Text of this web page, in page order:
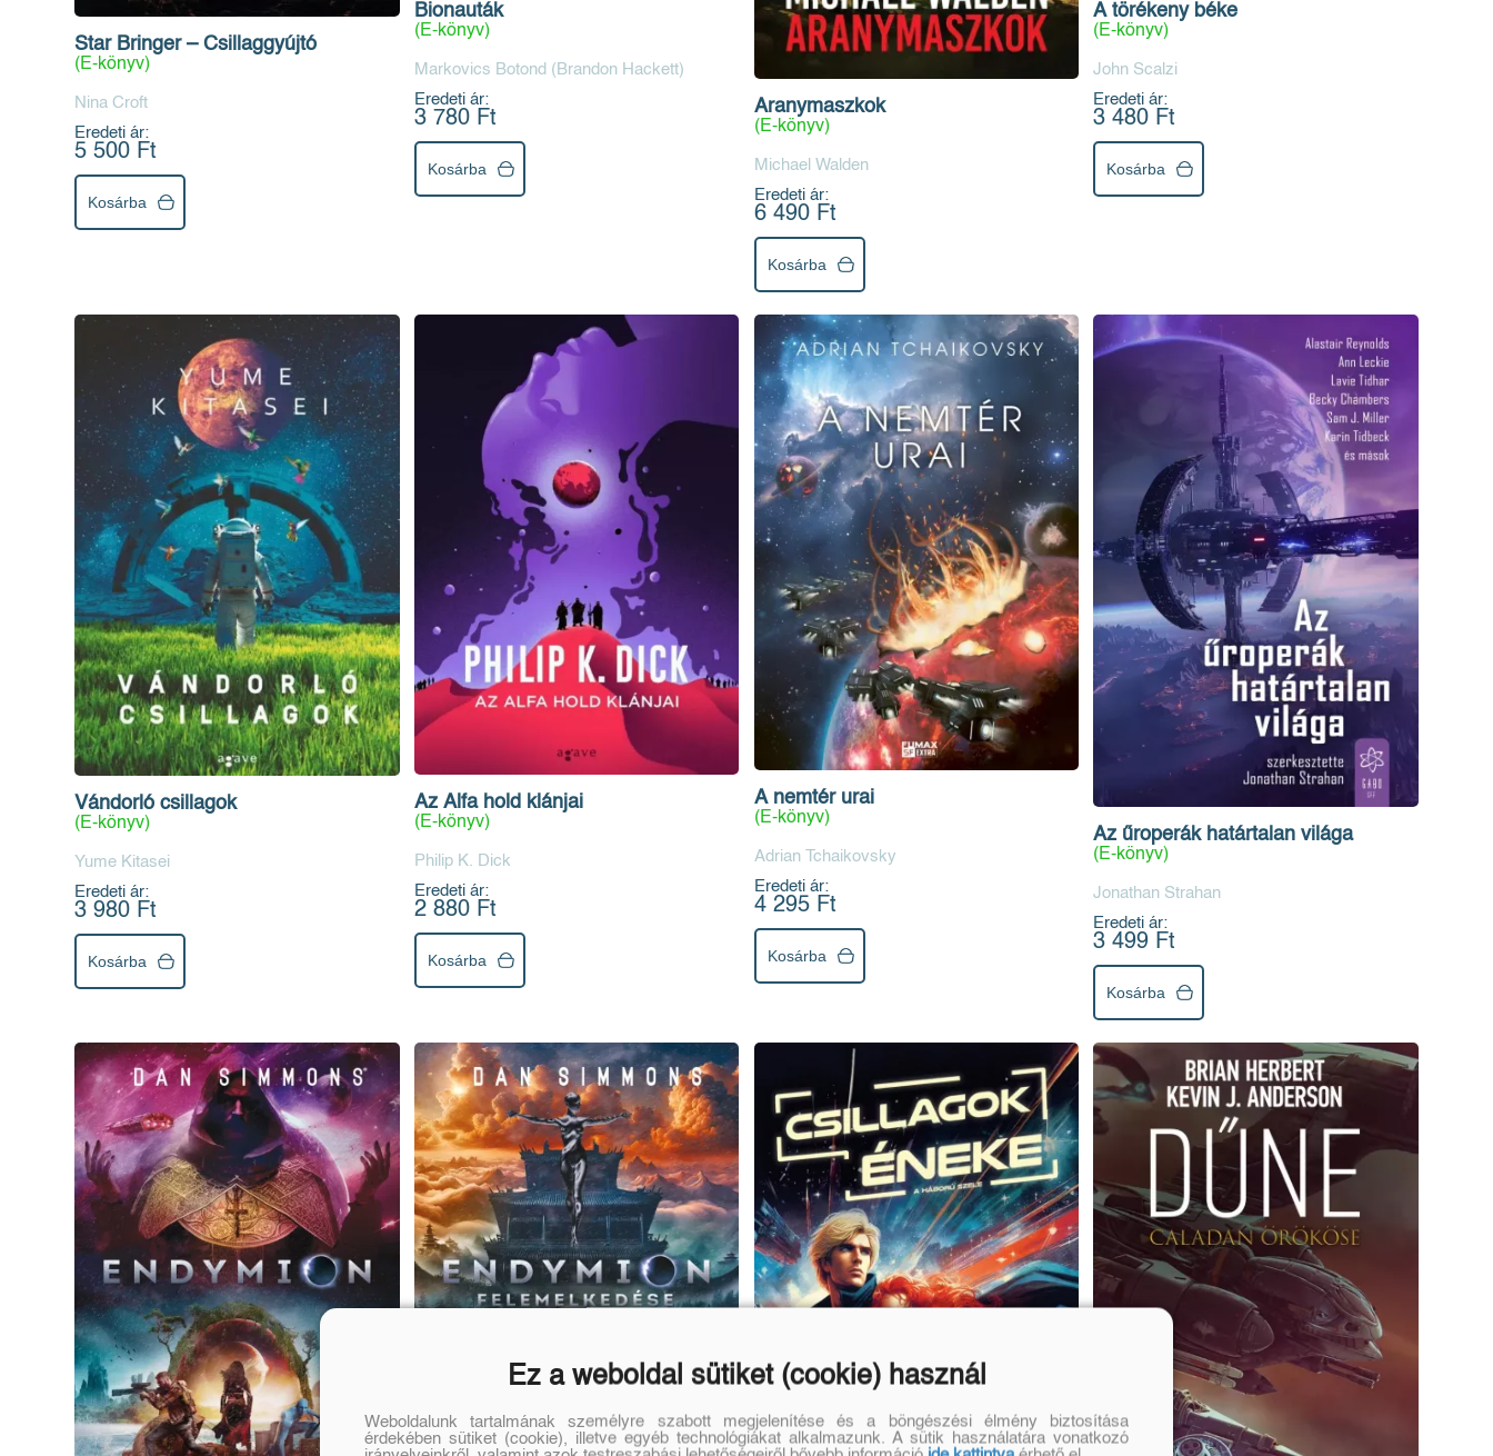
Star Bringer – Csillaggyújtó
(E-könyv)
Nina Croft
Eredeti ár:
5 500 Ft
Kosárba
Bionauták
(E-könyv)
Markovics Botond (Brandon Hackett)
Eredeti ár:
3 780 Ft
Kosárba
Aranymaszkok
(E-könyv)
Michael Walden
Eredeti ár:
6 490 Ft
Kosárba
A törékeny béke
(E-könyv)
John Scalzi
Eredeti ár:
3 480 Ft
Kosárba
Vándorló csillagok
(E-könyv)
Yume Kitasei
Eredeti ár:
3 980 Ft
Kosárba
Az Alfa hold klánjai
(E-könyv)
Philip K. Dick
Eredeti ár:
2 880 Ft
Kosárba
A nemtér urai
(E-könyv)
Adrian Tchaikovsky
Eredeti ár:
4 295 Ft
Kosárba
Az űroperák határtalan világa
(E-könyv)
Jonathan Strahan
Eredeti ár:
3 499 Ft
Kosárba
Ez a weboldal sütiket (cookie) használ
Weboldalunk tartalmának személyre szabott megjelenítése és a böngészési élmény biztosítása
érdekében sütiket (cookie), illetve egyéb technológiákat alkalmazunk. A sütik használatára vonatkozó